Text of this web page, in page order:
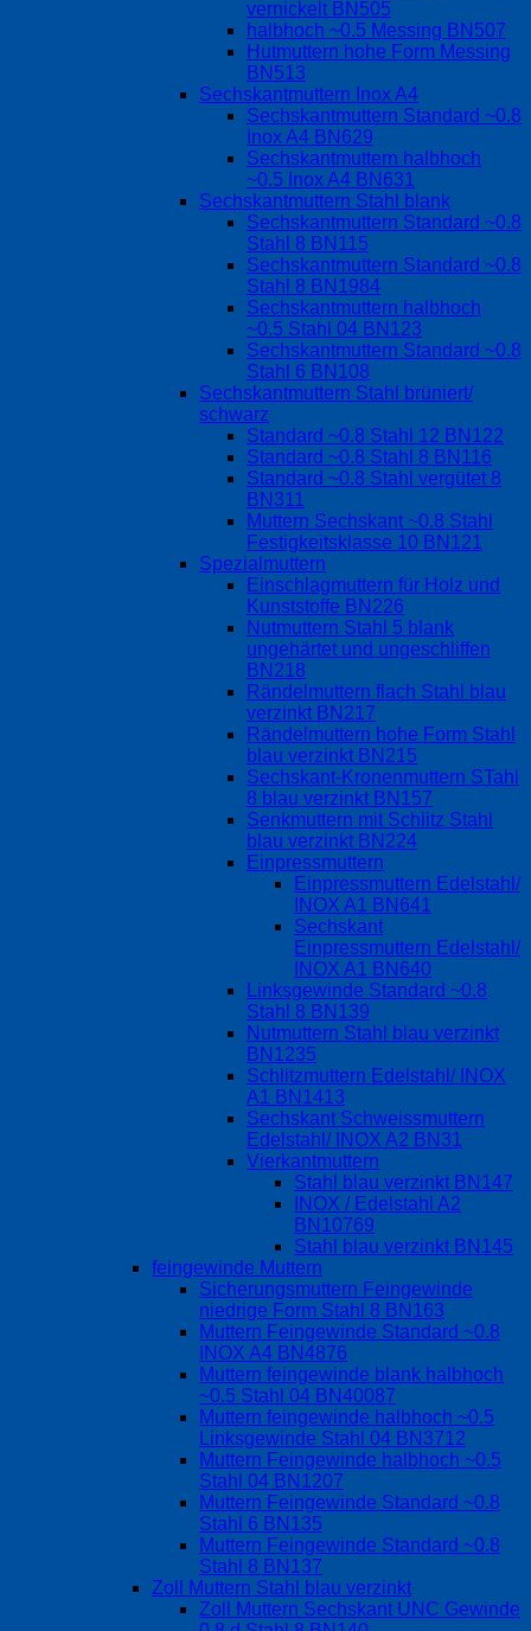
vernickelt BN505
halbhoch ~0.5 Messing BN507
Hutmuttern hohe Form Messing
BN513
Sechskantmuttern Inox A4
Sechskantmuttern Standard ~0.8
Inox A4 BN629
Sechskantmuttern halbhoch
~0.5 Inox A4 BN631
Sechskantmuttern Stahl blank
Sechskantmuttern Standard ~0.8
Stahl 8 BN115
Sechskantmuttern Standard ~0.8
Stahl 8 BN1984
Sechskantmuttern halbhoch
~0.5 Stahl 04 BN123
Sechskantmuttern Standard ~0.8
Stahl 6 BN108
Sechskantmuttern Stahl brüniert/
schwarz
Standard ~0.8 Stahl 12 BN122
Standard ~0.8 Stahl 8 BN116
Standard ~0.8 Stahl vergütet 8
BN311
Muttern Sechskant ~0.8 Stahl
Festigkeitsklasse 10 BN121
Spezialmuttern
Einschlagmuttern für Holz und
Kunststoffe BN226
Nutmuttern Stahl 5 blank
ungehärtet und ungeschliffen
BN218
Rändelmuttern flach Stahl blau
verzinkt BN217
Rändelmuttern hohe Form Stahl
blau verzinkt BN215
Sechskant-Kronenmuttern STahl
8 blau verzinkt BN157
Senkmuttern mit Schlitz Stahl
blau verzinkt BN224
Einpressmuttern
Einpressmuttern Edelstahl/
INOX A1 BN641
Sechskant
Einpressmuttern Edelstahl/
INOX A1 BN640
Linksgewinde Standard ~0.8
Stahl 8 BN139
Nutmuttern Stahl blau verzinkt
BN1235
Schlitzmuttern Edelstahl/ INOX
A1 BN1413
Sechskant Schweissmuttern
Edelstahl/ INOX A2 BN31
Vierkantmuttern
Stahl blau verzinkt BN147
INOX / Edelstahl A2
BN10769
Stahl blau verzinkt BN145
feingewinde Muttern
Sicherungsmuttern Feingewinde
niedrige Form Stahl 8 BN163
Muttern Feingewinde Standard ~0.8
INOX A4 BN4876
Muttern feingewinde blank halbhoch
~0.5 Stahl 04 BN40087
Muttern feingewinde halbhoch ~0.5
Linksgewinde Stahl 04 BN3712
Muttern Feingewinde halbhoch ~0.5
Stahl 04 BN1207
Muttern Feingewinde Standard ~0.8
Stahl 6 BN135
Muttern Feingewinde Standard ~0.8
Stahl 8 BN137
Zoll Muttern Stahl blau verzinkt
Zoll Muttern Sechskant UNC Gewinde